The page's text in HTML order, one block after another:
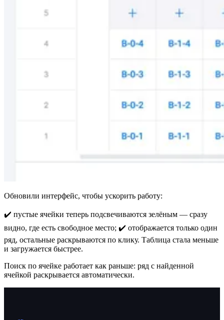
Обновили интерфейс, чтобы ускорить работу:
✔️ пустые ячейки теперь подсвечиваются зелёным — сразу
видно, где есть свободное место; ✔️ отображается только один
ряд, остальные раскрываются по клику. Таблица стала меньше
и загружается быстрее.
Поиск по ячейке работает как раньше: ряд с найденной
ячейкой раскрывается автоматически.